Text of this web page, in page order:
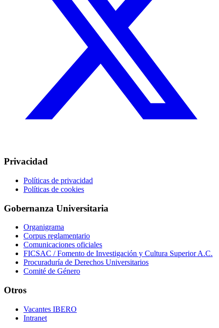
Privacidad
Políticas de privacidad
Políticas de cookies
Gobernanza Universitaria
Organigrama
Corpus reglamentario
Comunicaciones oficiales
FICSAC / Fomento de Investigación y Cultura Superior A.C.
Procuraduría de Derechos Universitarios
Comité de Género
Otros
Vacantes IBERO
Intranet